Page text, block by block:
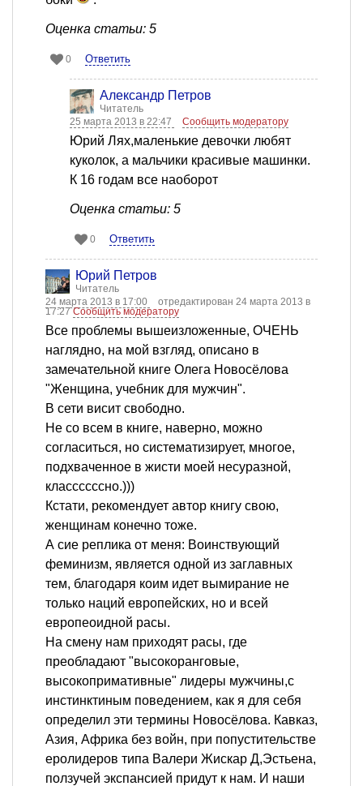
Оценка статьи: 5
0 Ответить
Александр Петров
Читатель
25 марта 2013 в 22:47
Сообщить модератору
Юрий Лях,маленькие девочки любят
куколок, а мальчики красивые машинки.
К 16 годам все наоборот
Оценка статьи: 5
0 Ответить
Юрий Петров
Читатель
24 марта 2013 в 17:00
отредактирован 24 марта 2013 в
17:27Сообщить модератору
Все проблемы вышеизложенные, ОЧЕНЬ
наглядно, на мой взгляд, описано в
замечательной книге Олега Новосёлова
"Женщина, учебник для мужчин".
В сети висит свободно.
Не со всем в книге, наверно, можно
согласиться, но систематизирует, многое,
подхваченное в жисти моей несуразной,
классссссно.)))
Кстати, рекомендует автор книгу свою,
женщинам конечно тоже.
А сие реплика от меня: Воинствующий
феминизм, является одной из заглавных
тем, благодаря коим идет вымирание не
только наций европейских, но и всей
европеоидной расы.
На смену нам приходят расы, где
преобладают "высокоранговые,
высокопримативные" лидеры мужчины,с
инстинктиным поведением, как я для себя
определил эти термины Новосёлова. Кавказ,
Азия, Африка без войн, при попустительстве
еролидеров типа Валери Жискар Д,Эстьена,
ползучей экспансией придут к нам. И наши